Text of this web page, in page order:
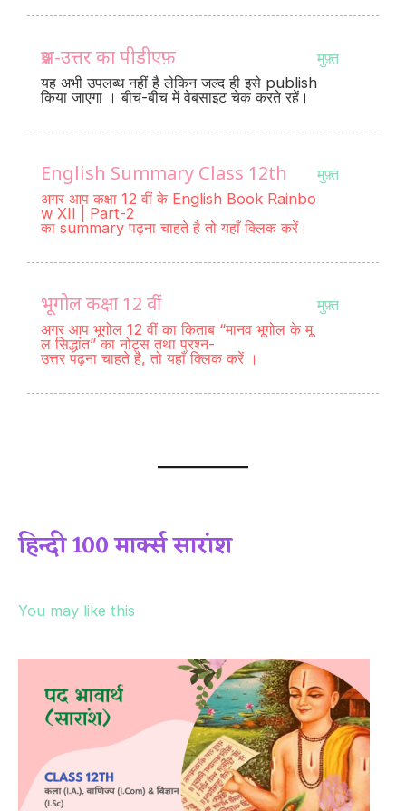
प्रश्न-उत्तर का पीडीएफ़
यह अभी उपलब्ध नहीं है लेकिन जल्द ही इसे publish
किया जाएगा । बीच-बीच में वेबसाइट चेक करते रहें।
मुफ़्त
English Summary Class 12th
अगर आप कक्षा 12 वीं के English Book Rainbo
w XII | Part-2
का summary पढ़ना चाहते है तो यहाँ क्लिक करें।
मुफ़्त
भूगोल कक्षा 12 वीं
अगर आप भूगोल 12 वीं का किताब “मानव भूगोल के मू
ल सिद्धांत” का नोट्स तथा प्रश्न-
उत्तर पढ़ना चाहते है, तो यहाँ क्लिक करें ।
मुफ़्त
हिन्दी 100 मार्क्स सारांश
You may like this